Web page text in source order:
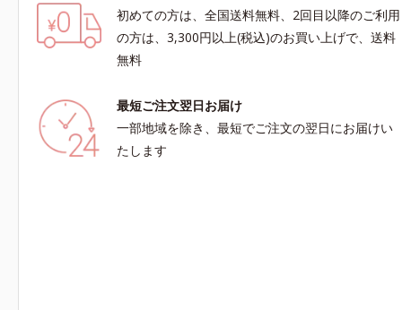
初めての方は、全国送料無料、2回目以降のご利用
の方は、3,300円以上(税込)のお買い上げで、送料
無料
最短ご注文翌日お届け
一部地域を除き、最短でご注文の翌日にお届けい
たします